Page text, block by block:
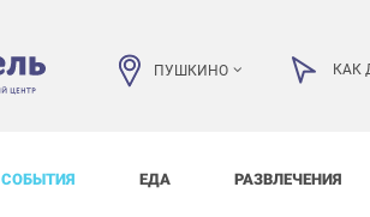
ПУШКИНО КАК
СОБЫТИЯ ЕДА РАЗВЛЕЧЕНИЯ